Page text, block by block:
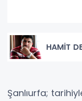
HAMİT
Şanlıurfa;